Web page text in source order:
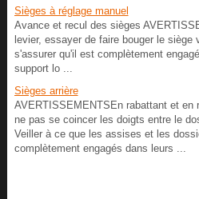
Sièges à réglage manuel
Avance et recul des sièges
levier, essayer de faire bouger le siège
s'assurer qu'il est complètement
support lo ...
Sièges arrière
AVERTISSEMENTSEn rabattant et en
ne pas se coincer les doigts entre le
Veiller à ce que les assises et les
complètement engagés dans leurs ...